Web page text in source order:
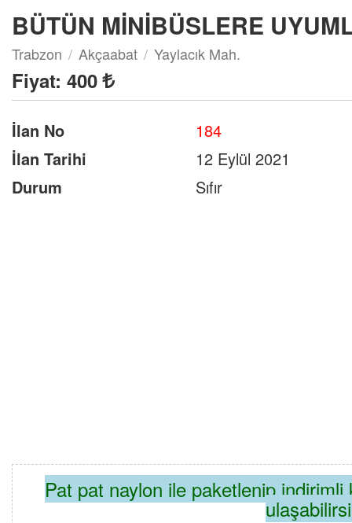
BÜTÜN MİNİBÜSLERE
Trabzon Akçaabat Yaylacık Mah.
Fiyat: 400
İlan No
184
İlan Tarihi
12 Eylül 2021
Durum
Sıfır
Pat pat naylon ile paketlenip